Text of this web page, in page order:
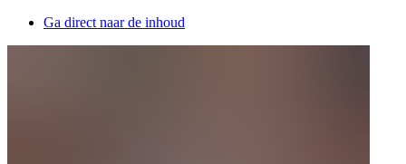
Ga direct naar de inhoud